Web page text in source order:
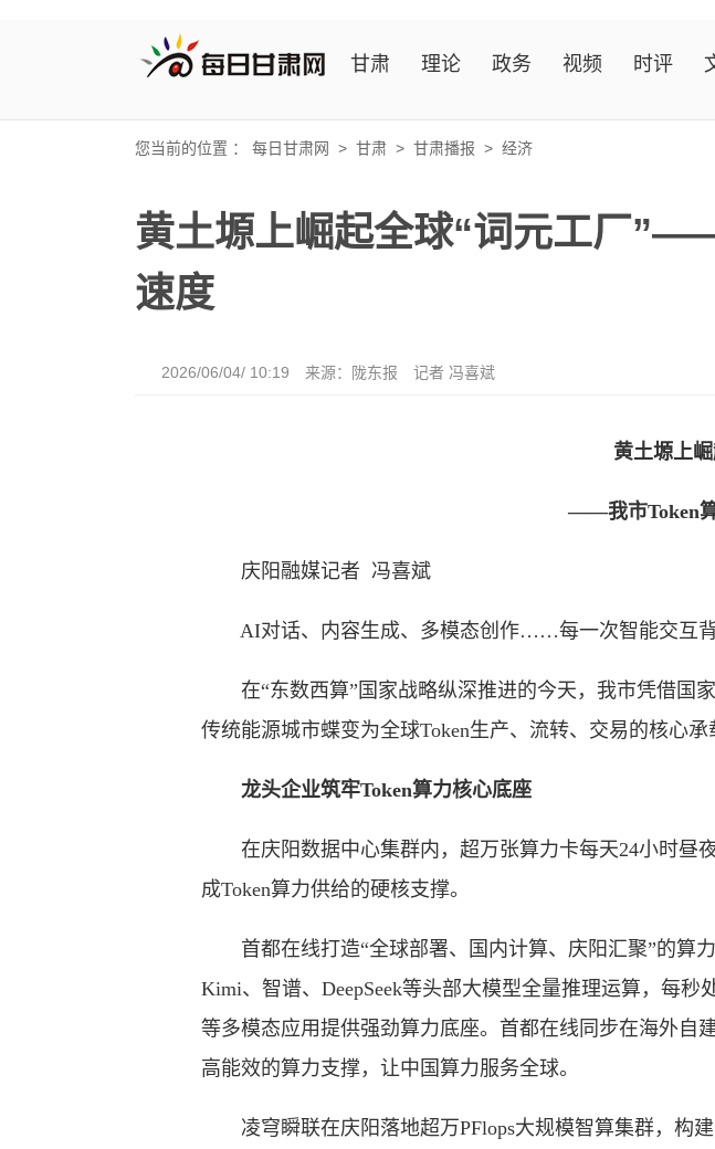
甘肃 理论 政务 视频 时评
您当前的位置 ： 每日甘肃网 > 甘肃 > 甘肃播报 > 经济
黄土塬上崛起全球“词元工厂
速度
2026/06/04/ 10:19 来源：陇东报 记者 冯喜斌
黄土塬上
——我市Token
庆阳融媒记者 冯喜斌
AI对话、内容生成、多模态创作……每一次智能交互背
在“东数西算”国家战略纵深推进的今天，我市凭借国
传统能源城市蝶变为全球Token生产、流转、交易的核心
龙头企业筑牢Token算力核心底座
在庆阳数据中心集群内，超万张算力卡每天24小时昼
成Token算力供给的硬核支撑。
首都在线打造“全球部署、国内计算、庆阳汇聚”的算
Kimi、智谱、DeepSeek等头部大模型全量推理运算，每
等多模态应用提供强劲算力底座。首都在线同步在海外自
高能效的算力支撑，让中国算力服务全球。
凌穹瞬联在庆阳落地超万PFlops大规模智算集群，构建